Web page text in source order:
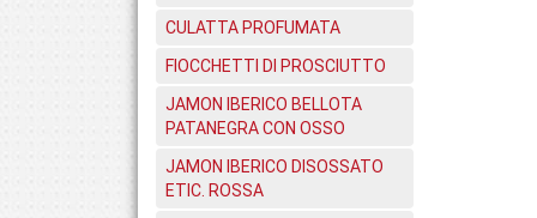
CULATTA PROFUMATA
FIOCCHETTI DI PROSCIUTTO
JAMON IBERICO BELLOTA
PATANEGRA CON OSSO
JAMON IBERICO DISOSSATO
ETIC. ROSSA